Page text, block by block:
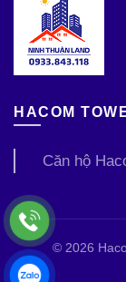
HACOM
Căn hộ
© 2026